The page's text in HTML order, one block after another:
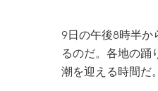
9日の午後8時半か
るのだ。各地の踊
潮を迎える時間だ。